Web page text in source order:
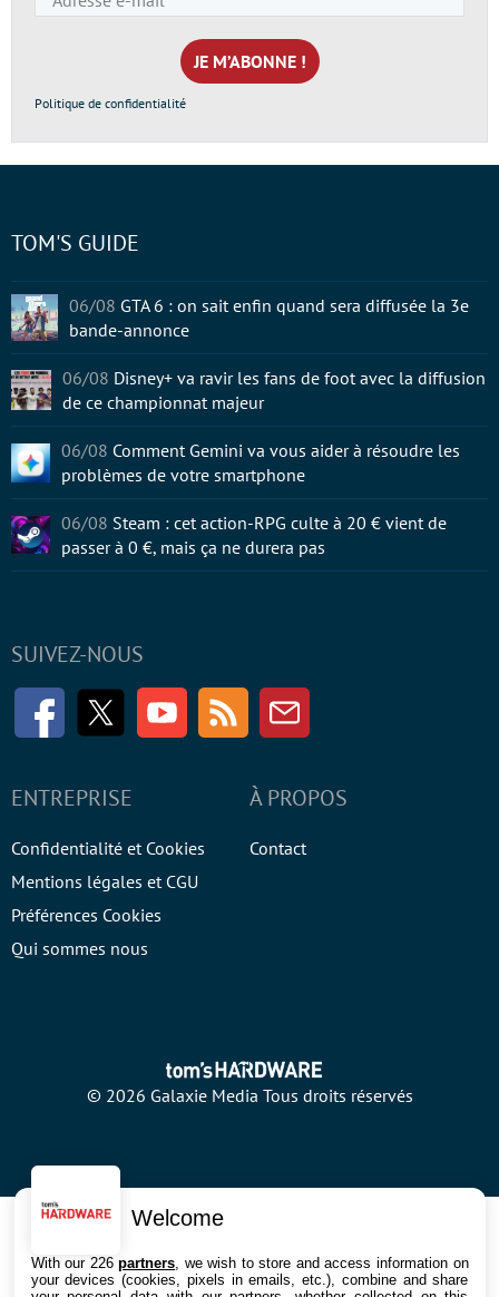
e-
mail
*
Politique de confidentialité
SUIVEZ-NOUS
FacebookTwitter Youtube RSS Newsletter
ENTREPRISE
Confidentialité et Cookies
Mentions légales et CGU
Préférences Cookies
Qui sommes nous
À PROPOS
Contact
© 2026 Galaxie Media Tous droits réservés
TOM'S GUIDE
06/08 GTA 6 : on sait enfin quand sera diffusée la 3e
bande-annonce
06/08 Disney+ va ravir les fans de foot avec la diffusion
de ce championnat majeur
06/08 Comment Gemini va vous aider à résoudre les
problèmes de votre smartphone
06/08 Steam : cet action-RPG culte à 20 € vient de
passer à 0 €, mais ça ne durera pas
Welcome
With our 226partners , we wish to store and access information on
your devices (cookies, pixels in emails, etc.), combine and share